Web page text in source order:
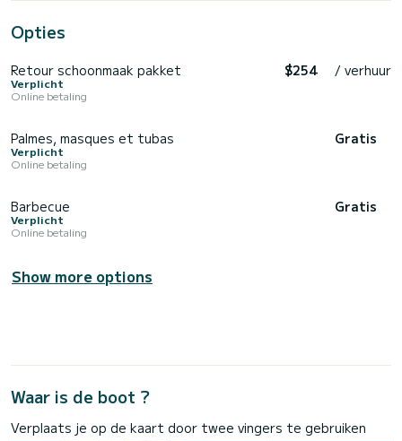
Opties
Retour schoonmaak pakket
Verplicht
Online betaling
$254 / verhuur
Palmes, masques et tubas
Verplicht
Online betaling
Gratis
Barbecue
Verplicht
Online betaling
Gratis
Show more options
Waar is de boot ?
Verplaats je op de kaart door twee vingers te gebruiken